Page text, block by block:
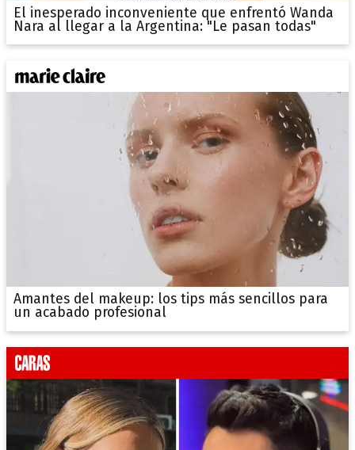
El inesperado inconveniente que enfrentó Wanda
Nara al llegar a la Argentina: "Le pasan todas"
Amantes del makeup: los tips más sencillos para
un acabado profesional